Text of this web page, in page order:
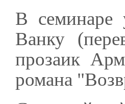
В семинаре
Ванку
прозаик
романа